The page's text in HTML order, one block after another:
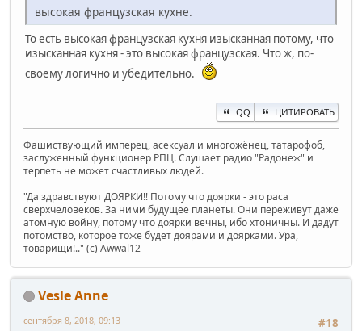
высокая французская кухне.
То есть высокая французская кухня изысканная потому, что
изысканная кухня - это высокая французская. Что ж, по-
своему логично и убедительно.
QQ ЦИТИРОВАТЬ
Фашиствующий имперец, асексуал и многожёнец, татарофоб,
заслуженный функционер РПЦ. Слушает радио "Радонеж" и
терпеть не может счастливых людей.
"Да здравствуют ДОЯРКИ!! Потому что доярки - это раса
сверхчеловеков. За ними будущее планеты. Они переживут даже
атомную войну, потому что доярки вечны, ибо хтоничны. И дадут
потомство, которое тоже будет доярами и доярками. Ура,
товарищи!.." (c) Awwal12
Vesle Anne
#18
сентября 8, 2018, 09:13